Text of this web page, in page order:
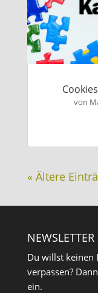
von
« Ältere
NEWSLETTER
Du willst keinen
verpassen?
ein.